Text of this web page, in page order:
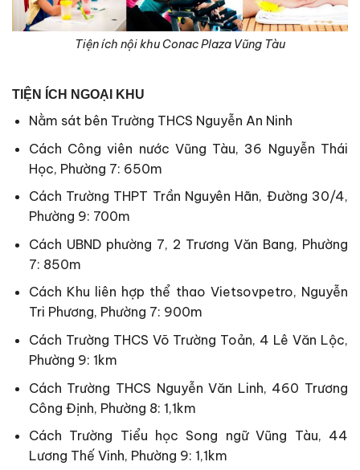
Tiện ích nội khu Conac Plaza Vũng Tàu
TIỆN ÍCH NGOẠI KHU
Nằm sát bên Trường THCS Nguyễn An Ninh
Cách Công viên nước Vũng Tàu, 36 Nguyễn Thái
Học, Phường 7: 650m
Cách Trường THPT Trần Nguyên Hãn, Đường 30/4,
Phường 9: 700m
Cách UBND phường 7, 2 Trương Văn Bang, Phường
7: 850m
Cách Khu liên hợp thể thao Vietsovpetro, Nguyễn
Tri Phương, Phường 7: 900m
Cách Trường THCS Võ Trường Toản, 4 Lê Văn Lộc,
Phường 9: 1km
Cách Trường THCS Nguyễn Văn Linh, 460 Trương
Công Định, Phường 8: 1,1km
Cách Trường Tiểu học Song ngữ Vũng Tàu, 44
Lương Thế Vinh, Phường 9: 1,1km